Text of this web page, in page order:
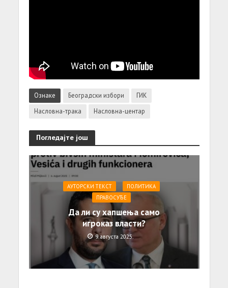
Ознаке Београдски избори
ГИК
Насловна-трака
Насловна-центар
Погледајте још
АУТОРСКИ ТЕКСТ
ПОЛИТИКА
ПРАВОСУЂЕ
Да ли су хапшења само
игроказ власти?
9. августа 2025.